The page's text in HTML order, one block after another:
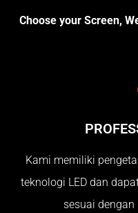
Choose your Screen,
Kami memiliki
teknologi LED dan
sesuai